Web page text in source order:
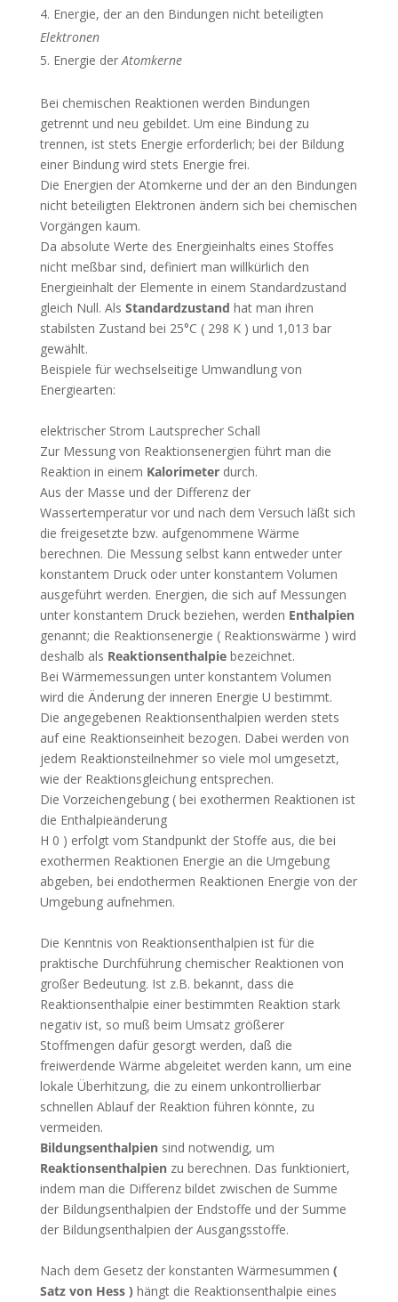
Energie, der an den Bindungen nicht beteiligten
Elektronen
Energie derAtomkerne
Bei chemischen Reaktionen werden Bindungen
getrennt und neu gebildet. Um eine Bindung zu
trennen, ist stets Energie erforderlich; bei der Bildung
einer Bindung wird stets Energie frei.
Die Energien der Atomkerne und der an den Bindungen
nicht beteiligten Elektronen ändern sich bei chemischen
Vorgängen kaum.
Da absolute Werte des Energieinhalts eines Stoffes
nicht meßbar sind, definiert man willkürlich den
Energieinhalt der Elemente in einem Standardzustand
gleich Null. Als Standardzustand hat man ihren
stabilsten Zustand bei 25°C ( 298 K ) und 1,013 bar
gewählt.
Beispiele für wechselseitige Umwandlung von
Energiearten:
elektrischer Strom Lautsprecher Schall
Zur Messung von Reaktionsenergien führt man die
Reaktion in einem Kalorimeterdurch.
Aus der Masse und der Differenz der
Wassertemperatur vor und nach dem Versuch läßt sich
die freigesetzte bzw. aufgenommene Wärme
berechnen. Die Messung selbst kann entweder unter
konstantem Druck oder unter konstantem Volumen
ausgeführt werden. Energien, die sich auf Messungen
unter konstantem Druck beziehen, werden Enthalpien
genannt; die Reaktionsenergie ( Reaktionswärme ) wird
deshalb als Reaktionsenthalpiebezeichnet.
Bei Wärmemessungen unter konstantem Volumen
wird die Änderung der inneren Energie U bestimmt.
Die angegebenen Reaktionsenthalpien werden stets
auf eine Reaktionseinheit bezogen. Dabei werden von
jedem Reaktionsteilnehmer so viele mol umgesetzt,
wie der Reaktionsgleichung entsprechen.
Die Vorzeichengebung ( bei exothermen Reaktionen ist
die Enthalpieänderung
H 0 ) erfolgt vom Standpunkt der Stoffe aus, die bei
exothermen Reaktionen Energie an die Umgebung
abgeben, bei endothermen Reaktionen Energie von der
Umgebung aufnehmen.
Die Kenntnis von Reaktionsenthalpien ist für die
praktische Durchführung chemischer Reaktionen von
großer Bedeutung. Ist z.B. bekannt, dass die
Reaktionsenthalpie einer bestimmten Reaktion stark
negativ ist, so muß beim Umsatz größerer
Stoffmengen dafür gesorgt werden, daß die
freiwerdende Wärme abgeleitet werden kann, um eine
lokale Überhitzung, die zu einem unkontrollierbar
schnellen Ablauf der Reaktion führen könnte, zu
vermeiden.
Bildungsenthalpiensind notwendig, um
Reaktionsenthalpien zu berechnen. Das funktioniert,
indem man die Differenz bildet zwischen de Summe
der Bildungsenthalpien der Endstoffe und der Summe
der Bildungsenthalpien der Ausgangsstoffe.
Nach dem Gesetz der konstanten Wärmesummen (
Satz von Hess ) hängt die Reaktionsenthalpie eines